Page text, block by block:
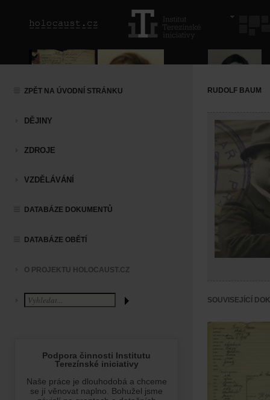
ZPĚT NA ÚVODNÍ STRÁNKU
DĚJINY
ZDROJE
VZDĚLÁVÁNÍ
DATABÁZE DOKUMENTŮ
DATABÁZE OBĚTÍ
O PROJEKTU HOLOCAUST.CZ
RUDOLF BAUM
SOUVISEJÍCÍ